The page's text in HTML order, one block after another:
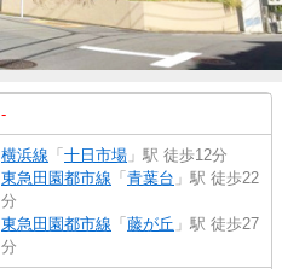
-
横浜線 「 十日市場 」駅 徒歩12分
東急田園都市線 「 青葉台 」駅 徒歩22
分
東急田園都市線 「 藤が丘 」駅 徒歩27
分